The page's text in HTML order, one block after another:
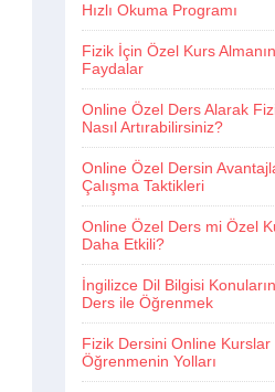
Hızlı Okuma Programı
Fizik İçin Özel Kurs
Faydalar
Online Özel Ders Alarak
Nasıl Artırabilirsiniz?
Online Özel Dersin
Çalışma Taktikleri
Online Özel Ders mi Özel
Daha Etkili?
İngilizce Dil Bilgisi
Ders ile Öğrenmek
Fizik Dersini Online
Öğrenmenin Yolları